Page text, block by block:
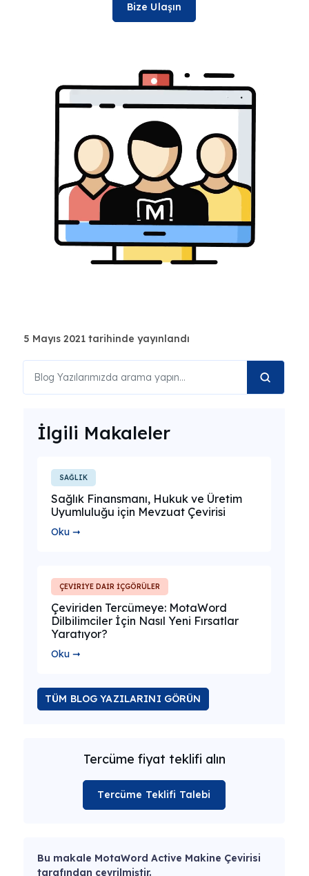
Bize Ulaşın
5 Mayıs 2021 tarihinde yayınlandı
İlgili Makaleler
SAĞLIK
Sağlık Finansmanı, Hukuk ve Üretim
Uyumluluğu için Mevzuat Çevirisi
Oku ➞
ÇEVİRİYE DAİR İÇGÖRÜLER
Çeviriden Tercümeye: MotaWord
Dilbilimciler İçin Nasıl Yeni Fırsatlar
Yaratıyor?
Oku ➞
TÜM BLOG YAZILARINI GÖRÜN
Tercüme fiyat teklifi alın
Tercüme Teklifi Talebi
Bu makale MotaWord Active Makine Çevirisi
tarafından çevrilmiştir.